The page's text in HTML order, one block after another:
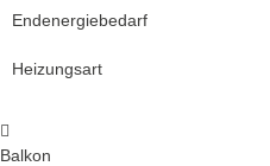
Endenergiebedarf
Heizungsart
Balkon